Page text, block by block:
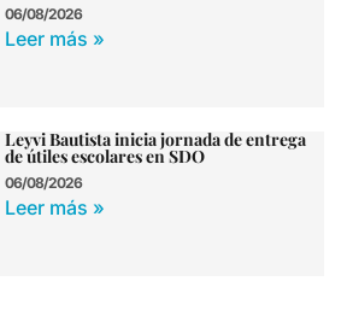
06/08/2026
Leer más »
Leyvi Bautista inicia jornada de entrega
de útiles escolares en SDO
06/08/2026
Leer más »